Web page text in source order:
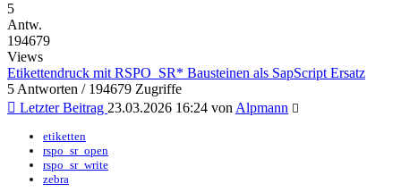
5
Antw.
194679
Views
Etikettendruck mit RSPO_SR* Bausteinen als SapScript Ersatz
5 Antworten / 194679 Zugriffe
Letzter Beitrag 23.03.2026 16:24 von Alpmann
etiketten
rspo_sr_open
rspo_sr_write
zebra